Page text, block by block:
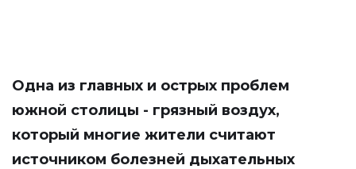
Одна из главных и острых проблем
южной столицы - грязный воздух,
который многие жители считают
источником болезней дыхательных